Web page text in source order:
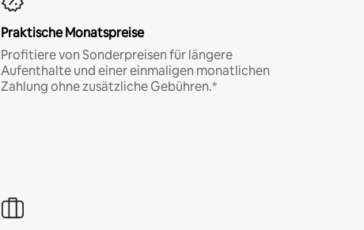
Praktische Monatspreise
Profitiere von Sonderpreisen für längere
Aufenthalte und einer einmaligen monatlichen
Zahlung ohne zusätzliche Gebühren.*